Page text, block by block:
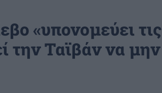
«υπονομεύει τις
την Ταϊβάν να μην